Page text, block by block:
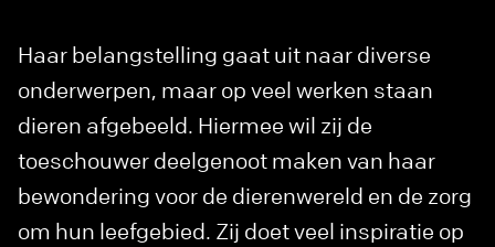
Haar belangstelling gaat uit naar diverse
onderwerpen, maar op veel werken staan
dieren afgebeeld. Hiermee wil zij de
toeschouwer deelgenoot maken van haar
bewondering voor de dierenwereld en de zorg
om hun leefgebied. Zij doet veel inspiratie op